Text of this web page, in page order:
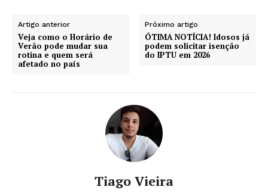
Artigo anterior
Veja como o Horário de
Verão pode mudar sua
rotina e quem será
afetado no país
Próximo artigo
ÓTIMA NOTÍCIA! Idosos já
podem solicitar isenção
do IPTU em 2026
Tiago Vieira